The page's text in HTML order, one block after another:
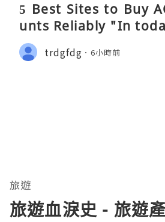
5 Best Sites to Buy
unts Reliably "In
trdgfdg 6小時前
旅遊
旅遊血淚史 - 旅遊